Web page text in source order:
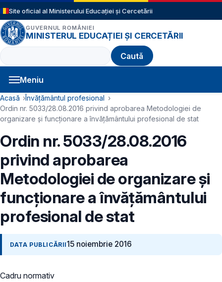
Sari la conținutul principal
Site oficial al Ministerului Educației și Cercetării
GUVERNUL ROMÂNIEI
MINISTERUL EDUCAȚIEI ȘI CERCETĂRII
Caută
Meniu
Navigație principală
Cale de navigare
Acasă
Învățământul profesional
Ordin nr. 5033/28.08.2016 privind aprobarea Metodologiei de
organizare și funcţionare a învățământului profesional de stat
Ordin nr. 5033/28.08.2016
privind aprobarea
Metodologiei de organizare și
funcţionare a învățământului
profesional de stat
DATA PUBLICĂRII15 noiembrie 2016
Cadru normativ